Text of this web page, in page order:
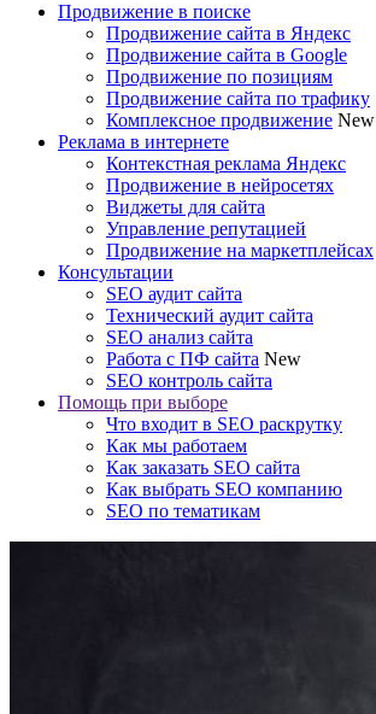
Продвижение в поиске
Продвижение сайта в Яндекс
Продвижение сайта в Google
Продвижение по позициям
Продвижение сайта по трафику
Комплексное продвижение New
Реклама в интернете
Контекстная реклама Яндекс
Продвижение в нейросетях
Виджеты для сайта
Управление репутацией
Продвижение на маркетплейсах
Консультации
SEO аудит сайта
Технический аудит сайта
SEO анализ сайта
Работа с ПФ сайта New
SEO контроль сайта
Помощь при выборе
Что входит в SEO раскрутку
Как мы работаем
Как заказать SEO сайта
Как выбрать SEO компанию
SEO по тематикам